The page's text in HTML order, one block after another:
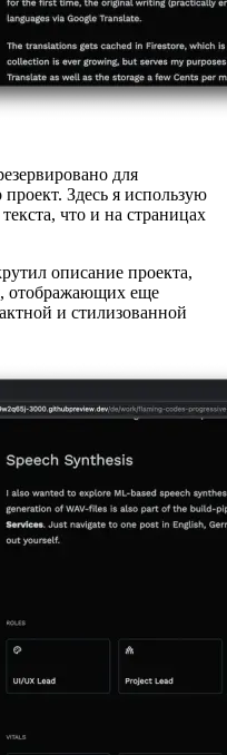
для
Здесь я использую
что и на страницах
отображающих еще
и стилизованной